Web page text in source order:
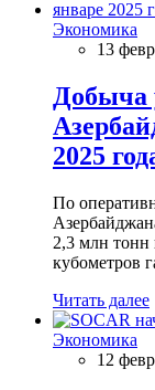
Экономика
13
Добыча
2025
По
2,3 млн тонн
кубометров
Читать далее
Экономика
12